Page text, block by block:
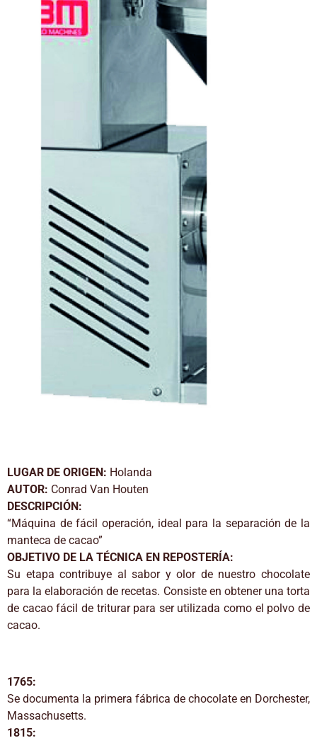
LUGAR DE ORIGEN: Holanda
AUTOR: Conrad Van Houten
DESCRIPCIÓN:
“Máquina de fácil operación, ideal para la separación de la
manteca de cacao”
OBJETIVO DE LA TÉCNICA EN REPOSTERÍA:
Su etapa contribuye al sabor y olor de nuestro chocolate
para la elaboración de recetas. Consiste en obtener una torta
de cacao fácil de triturar para ser utilizada como el polvo de
cacao.
1765:
Se documenta la primera fábrica de chocolate en Dorchester,
Massachusetts.
1815: